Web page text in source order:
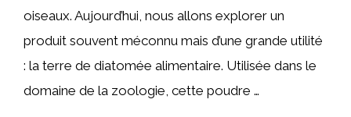
oiseaux. Aujourd’hui, nous allons explorer un
produit souvent méconnu mais d’une grande utilité
: la terre de diatomée alimentaire. Utilisée dans le
domaine de la zoologie, cette poudre …